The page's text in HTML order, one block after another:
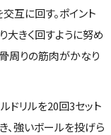
互に回す。ポイント
大きく回すように努め
周りの筋肉がかなり
ドリルを20回3セット
、強いボールを投げら